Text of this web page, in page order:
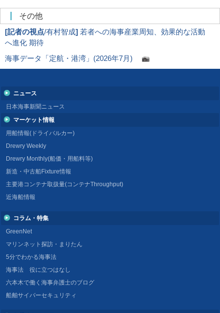
その他
[記者の視点/有村智成] 若者への海事産業周知、効果的な活動
へ進化 期待
海事データ「定航・港湾」(2026年7月)
ニュース
日本海事新聞ニュース
マーケット情報
用船情報(ドライバルカー)
Drewry Weekly
Drewry Monthly(船価・用船料等)
新造・中古船Fixture情報
主要港コンテナ取扱量(コンテナThroughput)
近海船情報
コラム・特集
GreenNet
マリンネット探訪・まりたん
5分でわかる海事法
海事法 役に立つはなし
六本木で働く海事弁護士のブログ
船舶サイバーセキュリティ